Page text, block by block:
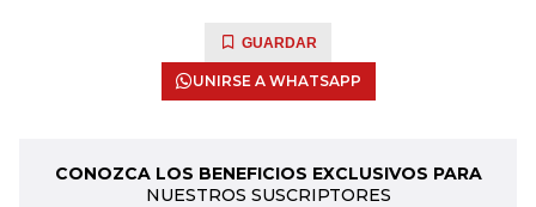
GUARDAR
UNIRSE A WHATSAPP
CONOZCA LOS BENEFICIOS EXCLUSIVOS PARA
NUESTROS SUSCRIPTORES